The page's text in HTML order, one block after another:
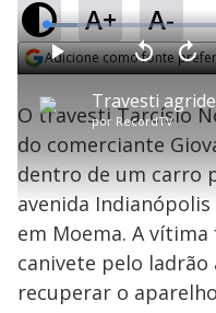
A+ A-
Adicione como fonte
por RecordTV
P V
t
a
r
1
0
g
n
d
A
n
ç
a
r
1
s
e
u
n
o
L
o
a
d
e
.
1
5
%
O travesti Tarcísio
do comerciante
dentro de um carro
avenida Indianópolis
em Moema. A
canivete pelo
recuperar o